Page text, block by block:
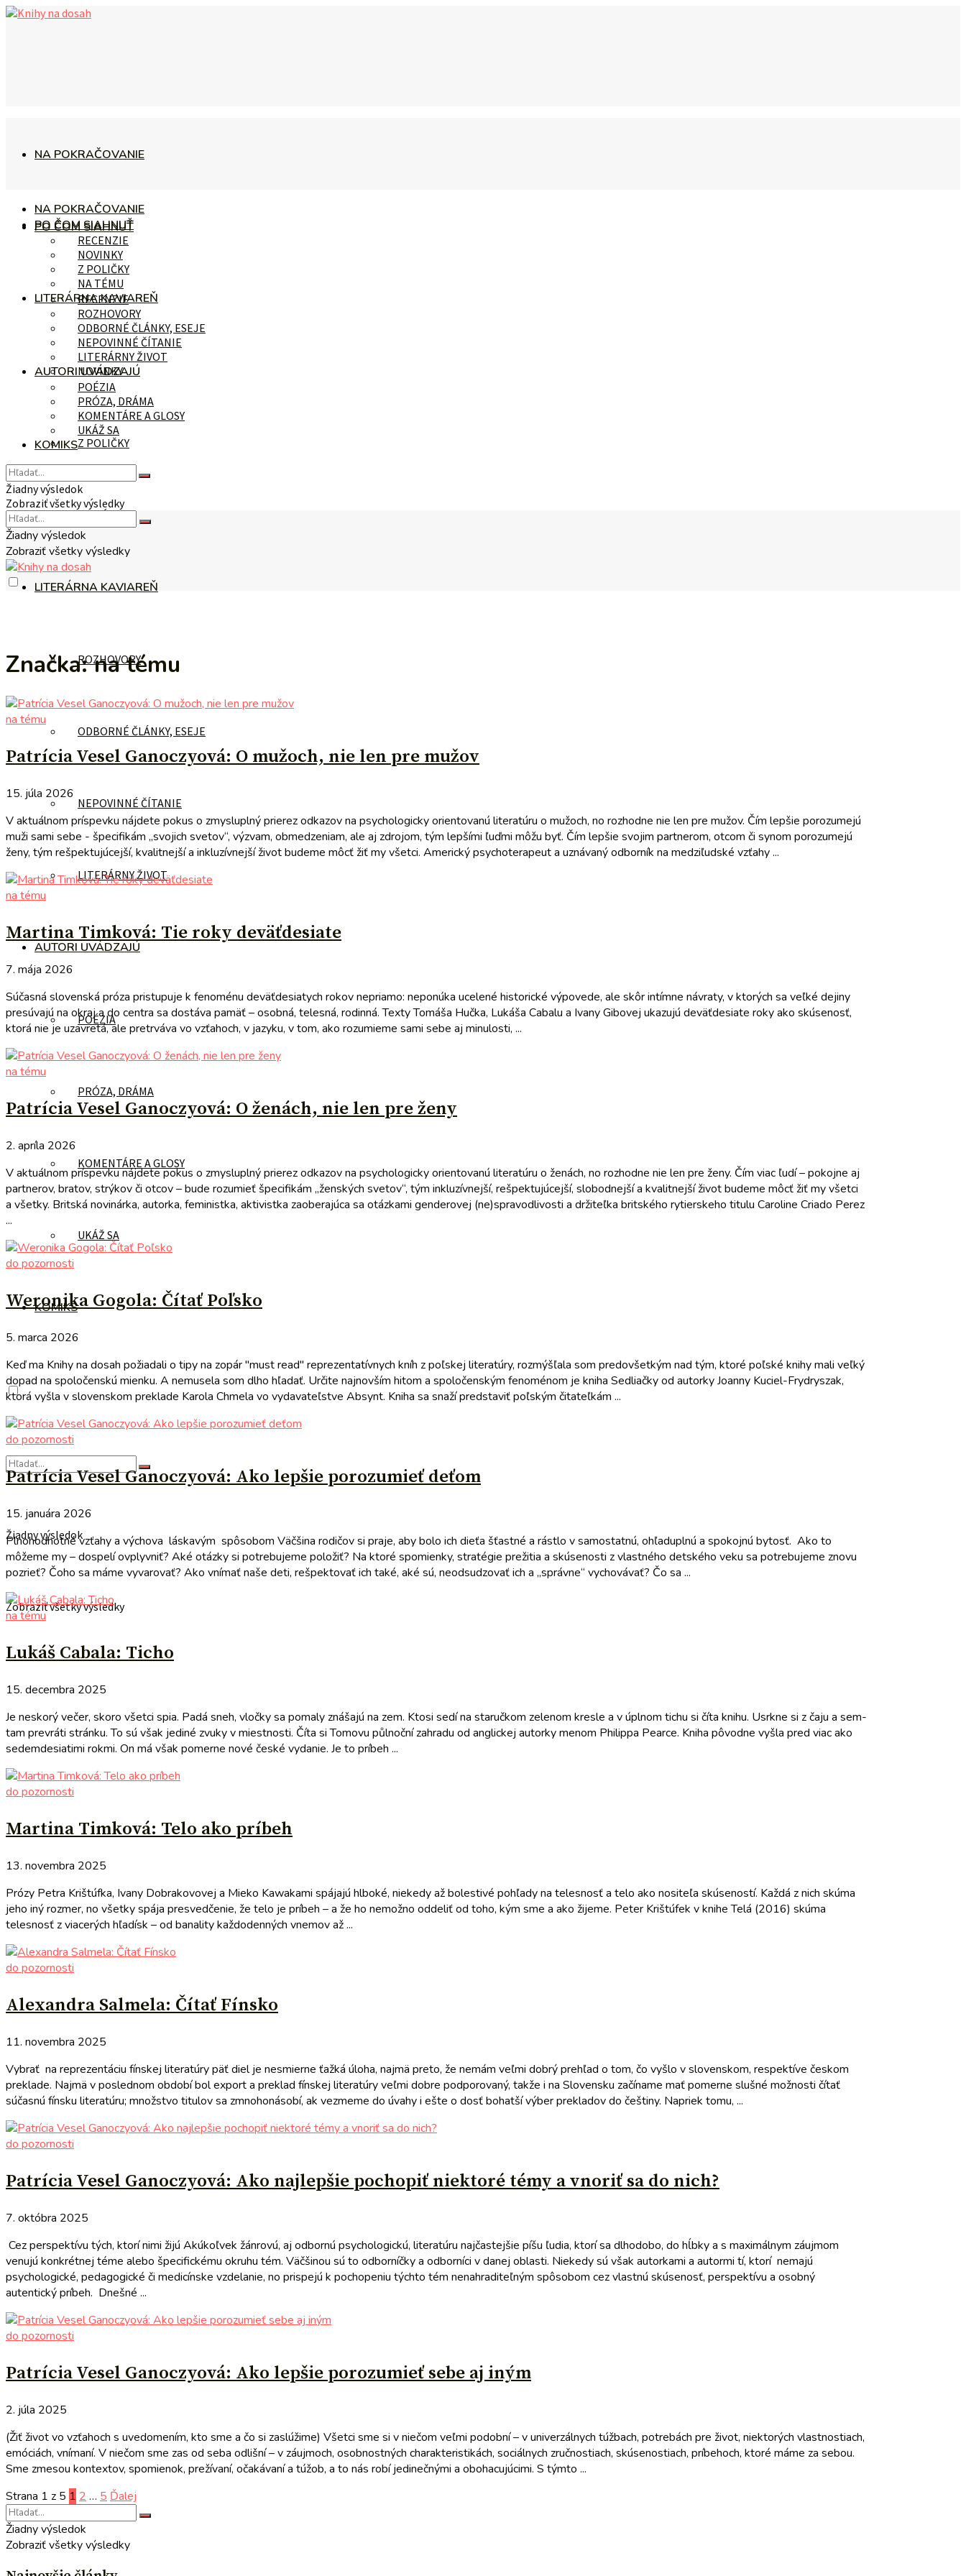
NA POKRAČOVANIE
PO ČOM SIAHNUŤ
RECENZIE
NOVINKY
Z POLIČKY
NA TÉMU
LITERÁRNA KAVIAREŇ
ROZHOVORY
ODBORNÉ ČLÁNKY, ESEJE
NEPOVINNÉ ČÍTANIE
LITERÁRNY ŽIVOT
AUTORI UVÁDZAJÚ
POÉZIA
PRÓZA, DRÁMA
KOMENTÁRE A GLOSY
UKÁŽ SA
KOMIKS
Žiadny výsledok
Zobraziť všetky výsledky
NA POKRAČOVANIE
PO ČOM SIAHNUŤ
RECENZIE
NOVINKY
Z POLIČKY
NA TÉMU
LITERÁRNA KAVIAREŇ
ROZHOVORY
ODBORNÉ ČLÁNKY, ESEJE
NEPOVINNÉ ČÍTANIE
LITERÁRNY ŽIVOT
AUTORI UVÁDZAJÚ
POÉZIA
PRÓZA, DRÁMA
KOMENTÁRE A GLOSY
UKÁŽ SA
KOMIKS
Žiadny výsledok
Zobraziť všetky výsledky
Žiadny výsledok
Zobraziť všetky výsledky
Značka:na tému
na tému
Patrícia Vesel Ganoczyová: O mužoch, nie len pre mužov
15. júla 2026
V aktuálnom príspevku nájdete pokus o zmysluplný prierez odkazov na psychologicky orientovanú literatúru o mužoch, no rozhodne nie len pre mužov. Čím lepšie porozumejú
muži sami sebe - špecifikám „svojich svetov“, výzvam, obmedzeniam, ale aj zdrojom, tým lepšími ľuďmi môžu byť. Čím lepšie svojim partnerom, otcom či synom porozumejú
ženy, tým rešpektujúcejší, kvalitnejší a inkluzívnejší život budeme môcť žiť my všetci. Americký psychoterapeut a uznávaný odborník na medziľudské vzťahy ...
na tému
Martina Timková: Tie roky deväťdesiate
7. mája 2026
Súčasná slovenská próza pristupuje k fenoménu deväťdesiatych rokov nepriamo: neponúka ucelené historické výpovede, ale skôr intímne návraty, v ktorých sa veľké dejiny
presúvajú na okraj a do centra sa dostáva pamäť – osobná, telesná, rodinná. Texty Tomáša Hučka, Lukáša Cabalu a Ivany Gibovej ukazujú deväťdesiate roky ako skúsenosť,
ktorá nie je uzavretá, ale pretrváva vo vzťahoch, v jazyku, v tom, ako rozumieme sami sebe aj minulosti, ...
na tému
Patrícia Vesel Ganoczyová: O ženách, nie len pre ženy
2. apríla 2026
V aktuálnom príspevku nájdete pokus o zmysluplný prierez odkazov na psychologicky orientovanú literatúru o ženách, no rozhodne nie len pre ženy. Čím viac ľudí – pokojne aj
partnerov, bratov, strýkov či otcov – bude rozumieť špecifikám „ženských svetov“, tým inkluzívnejší, rešpektujúcejší, slobodnejší a kvalitnejší život budeme môcť žiť my všetci
a všetky. Britská novinárka, autorka, feministka, aktivistka zaoberajúca sa otázkami genderovej (ne)spravodlivosti a držiteľka britského rytierskeho titulu Caroline Criado Perez
...
do pozornosti
Weronika Gogola: Čítať Poľsko
5. marca 2026
Keď ma Knihy na dosah požiadali o tipy na zopár "must read" reprezentatívnych kníh z poľskej literatúry, rozmýšľala som predovšetkým nad tým, ktoré poľské knihy mali veľký
dopad na spoločenskú mienku. A nemusela som dlho hľadať. Určite najnovším hitom a spoločenským fenoménom je kniha Sedliačky od autorky Joanny Kuciel-Frydryszak,
ktorá vyšla v slovenskom preklade Karola Chmela vo vydavateľstve Absynt. Kniha sa snaží predstaviť poľským čitateľkám ...
do pozornosti
Patrícia Vesel Ganoczyová: Ako lepšie porozumieť deťom
15. januára 2026
Plnohodnotné vzťahy a výchova láskavým spôsobom Väčšina rodičov si praje, aby bolo ich dieťa šťastné a rástlo v samostatnú, ohľaduplnú a spokojnú bytosť. Ako to
môžeme my – dospelí ovplyvniť? Aké otázky si potrebujeme položiť? Na ktoré spomienky, stratégie prežitia a skúsenosti z vlastného detského veku sa potrebujeme znovu
pozrieť? Čoho sa máme vyvarovať? Ako vnímať naše deti, rešpektovať ich také, aké sú, neodsudzovať ich a „správne“ vychovávať? Čo sa ...
na tému
Lukáš Cabala: Ticho
15. decembra 2025
Je neskorý večer, skoro všetci spia. Padá sneh, vločky sa pomaly znášajú na zem. Ktosi sedí na staručkom zelenom kresle a v úplnom tichu si číta knihu. Usrkne si z čaju a sem-
tam prevráti stránku. To sú však jediné zvuky v miestnosti. Číta si Tomovu půlnoční zahradu od anglickej autorky menom Philippa Pearce. Kniha pôvodne vyšla pred viac ako
sedemdesiatimi rokmi. On má však pomerne nové české vydanie. Je to príbeh ...
do pozornosti
Martina Timková: Telo ako príbeh
13. novembra 2025
Prózy Petra Krištúfka, Ivany Dobrakovovej a Mieko Kawakami spájajú hlboké, niekedy až bolestivé pohľady na telesnosť a telo ako nositeľa skúseností. Každá z nich skúma
jeho iný rozmer, no všetky spája presvedčenie, že telo je príbeh – a že ho nemožno oddeliť od toho, kým sme a ako žijeme. Peter Krištúfek v knihe Telá (2016) skúma
telesnosť z viacerých hľadísk – od banality každodenných vnemov až ...
do pozornosti
Alexandra Salmela: Čítať Fínsko
11. novembra 2025
Vybrať na reprezentáciu fínskej literatúry päť diel je nesmierne ťažká úloha, najmä preto, že nemám veľmi dobrý prehľad o tom, čo vyšlo v slovenskom, respektíve českom
preklade. Najmä v poslednom období bol export a preklad fínskej literatúry veľmi dobre podporovaný, takže i na Slovensku začíname mať pomerne slušné možnosti čítať
súčasnú fínsku literatúru; množstvo titulov sa zmnohonásobí, ak vezmeme do úvahy i ešte o dosť bohatší výber prekladov do češtiny. Napriek tomu, ...
do pozornosti
Patrícia Vesel Ganoczyová: Ako najlepšie pochopiť niektoré témy a vnoriť sa do nich?
7. októbra 2025
Cez perspektívu tých, ktorí nimi žijú Akúkoľvek žánrovú, aj odbornú psychologickú, literatúru najčastejšie píšu ľudia, ktorí sa dlhodobo, do hĺbky a s maximálnym záujmom
venujú konkrétnej téme alebo špecifickému okruhu tém. Väčšinou sú to odborníčky a odborníci v danej oblasti. Niekedy sú však autorkami a autormi tí, ktorí nemajú
psychologické, pedagogické či medicínske vzdelanie, no prispejú k pochopeniu týchto tém nenahraditeľným spôsobom cez vlastnú skúsenosť, perspektívu a osobný
autentický príbeh. Dnešné ...
do pozornosti
Patrícia Vesel Ganoczyová: Ako lepšie porozumieť sebe aj iným
2. júla 2025
(Žiť život vo vzťahoch s uvedomením, kto sme a čo si zaslúžime) Všetci sme si v niečom veľmi podobní – v univerzálnych túžbach, potrebách pre život, niektorých vlastnostiach,
emóciách, vnímaní. V niečom sme zas od seba odlišní – v záujmoch, osobnostných charakteristikách, sociálnych zručnostiach, skúsenostiach, príbehoch, ktoré máme za sebou.
Sme zmesou kontextov, spomienok, prežívaní, očakávaní a túžob, a to nás robí jedinečnými a obohacujúcimi. S týmto ...
Strana 1 z 5 1 2 … 5 Ďalej
Žiadny výsledok
Zobraziť všetky výsledky